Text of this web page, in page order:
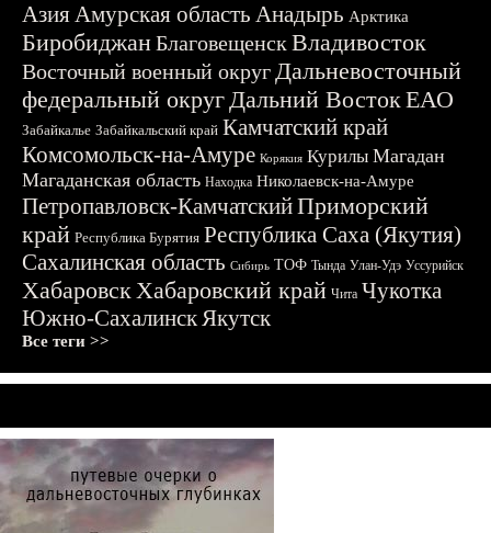
АзияАмурская область Анадырь Арктика
БиробиджанБлаговещенскВладивосток
Восточный военный округДальневосточный
федеральный округДальний ВостокЕАО
Забайкалье Забайкальский край Камчатский край
Комсомольск-на-Амуре Корякия Курилы Магадан
Магаданская область Находка Николаевск-на-Амуре
Петропавловск-КамчатскийПриморский
край Республика Бурятия Республика Саха (Якутия)
Сахалинская область Сибирь ТОФ Тында Улан-Удэ Уссурийск
ХабаровскХабаровский край Чита Чукотка
Южно-СахалинскЯкутск
Все теги >>